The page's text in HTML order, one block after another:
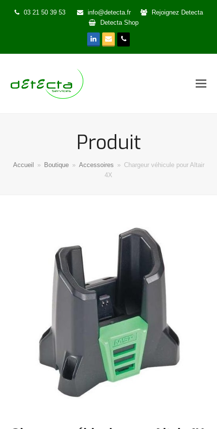
03 21 50 39 53 info@detecta.fr
Rejoignez Detecta
Detecta Shop
LinkedIn
EmailPhone
Produit
Accueil » Boutique » Accessoires » Chargeur véhicule pour Altair
4X